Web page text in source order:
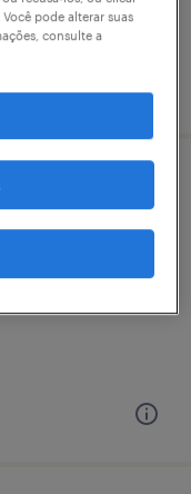
(go)
pode alterar suas
consulte a